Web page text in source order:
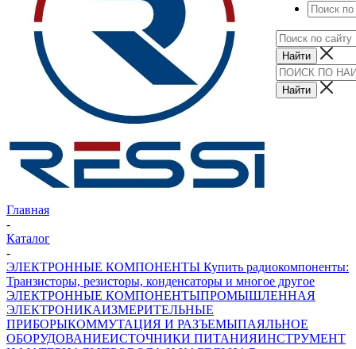
Главная
-
Каталог
-
ЭЛЕКТРОННЫЕ КОМПОНЕНТЫ Купить радиокомпоненты:
Транзисторы, резисторы, конденсаторы и многое другое
ЭЛЕКТРОННЫЕ КОМПОНЕНТЫПРОМЫШЛЕННАЯ
ЭЛЕКТРОНИКАИЗМЕРИТЕЛЬНЫЕ
ПРИБОРЫКОММУТАЦИЯ И РАЗЪЕМЫПАЯЛЬНОЕ
ОБОРУДОВАНИЕИСТОЧНИКИ ПИТАНИЯИНСТРУМЕНТ